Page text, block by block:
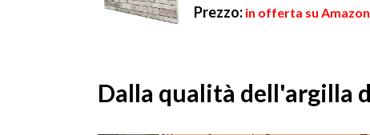
Prezzo: in offerta su Amazon
Dalla qualità dell'argilla